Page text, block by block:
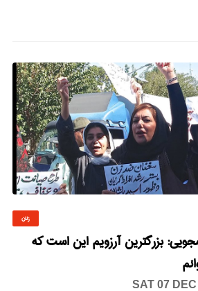
زنان
بزرگترین آرزویم این است که
SAT 07